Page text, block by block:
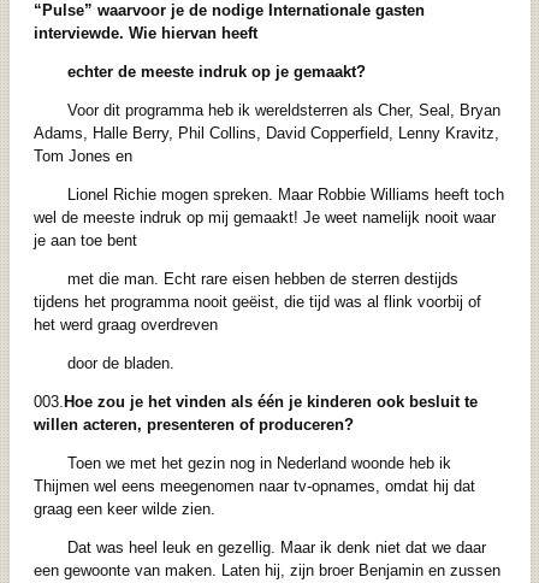
“Pulse” waarvoor je de nodige Internationale gasten
interviewde. Wie hiervan heeft
echter de meeste indruk op je gemaakt?
Voor dit programma heb ik wereldsterren als Cher, Seal, Bryan
Adams, Halle Berry, Phil Collins, David Copperfield, Lenny Kravitz,
Tom Jones en
Lionel Richie mogen spreken. Maar Robbie Williams heeft toch
wel de meeste indruk op mij gemaakt! Je weet namelijk nooit waar
je aan toe bent
met die man. Echt rare eisen hebben de sterren destijds
tijdens het programma nooit geëist, die tijd was al flink voorbij of
het werd graag overdreven
door de bladen.
003. Hoe zou je het vinden als één je kinderen ook besluit te
willen acteren, presenteren of produceren?
Toen we met het gezin nog in Nederland woonde heb ik
Thijmen wel eens meegenomen naar tv-opnames, omdat hij dat
graag een keer wilde zien.
Dat was heel leuk en gezellig. Maar ik denk niet dat we daar
een gewoonte van maken. Laten hij, zijn broer Benjamin en zussen